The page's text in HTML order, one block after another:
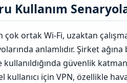
Kullanım
çok ortak Wi-Fi, uzaktan
anlamlıdır. Şirket
güvenlik
kullanıcı için VPN, özellikle